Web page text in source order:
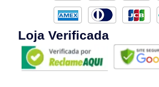
Loja Verificada